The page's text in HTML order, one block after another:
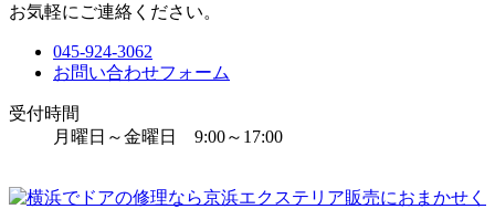
お気軽にご連絡ください。
045-924-3062
お問い合わせフォーム
受付時間
月曜日～金曜日 9:00～17:00